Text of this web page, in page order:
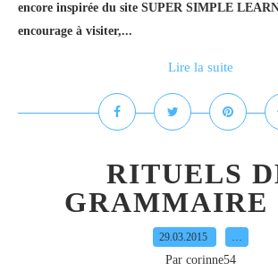
encore inspirée du site SUPER SIMPLE
encourage à visiter,...
Lire la suite
RITUELS
GRAMMAIRE
29.03.2015 …
Par corinne54